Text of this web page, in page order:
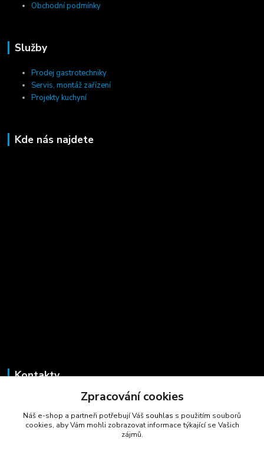
Obchodní podmínky
Služby
Prodej gastrotechniky
Servis, montáž zařízení
Projekty kuchyní
Kde nás najdete
Kontakty
+420 723 725 881
(Po-Pá, 8-16 hod.)
Zpracování cookies
Náš e-shop a partneři potřebují Váš souhlas s použitím souborů
cookies, aby Vám mohli zobrazovat informace týkající se Vašich
zájmů.